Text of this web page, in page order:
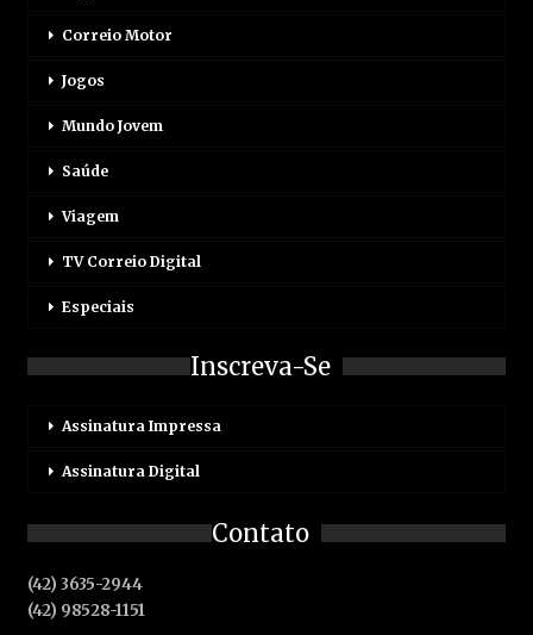
Correio Motor
Jogos
Mundo Jovem
Saúde
Viagem
TV Correio Digital
Especiais
Inscreva-Se
Assinatura Impressa
Assinatura Digital
Contato
(42) 3635-2944
(42) 98528-1151